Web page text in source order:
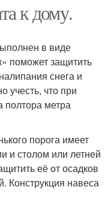
к дому.
в виде
поможет защитить
снега и
учесть, что при
полтора метра
порога имеет
и столом или летней
её от осадков
Конструкция навеса